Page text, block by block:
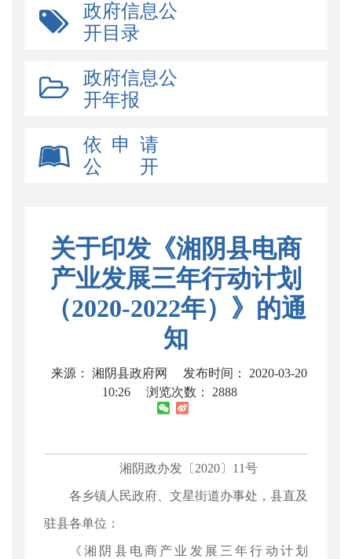
政府信息公
开目录
政府信息公
开年报
依 申 请
公 开
关于印发《湘阴县电商
产业发展三年行动计划
（2020-2022年）》的通
知
来源： 湘阴县政府网
发布时间： 2020-03-20
10:26
浏览次数： 2888
湘阴政办发〔2020〕11号
各乡镇人民政府、文星街道办事处，县直及
驻县各单位：
《湘阴县电商产业发展三年行动计划